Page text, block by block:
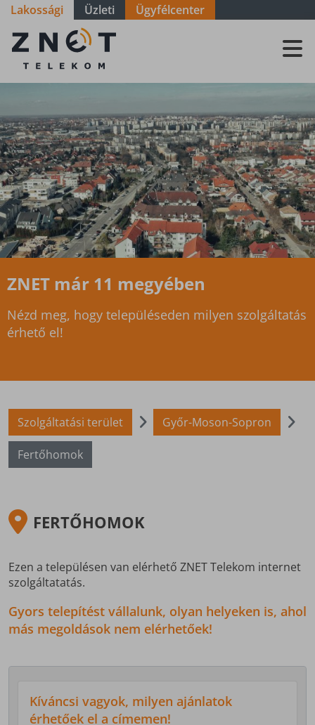
Lakossági Üzleti Ügyfélcenter
Szolgáltatási
terület -
Győr-Moson-
Fertőhomok
ZNET már 11 megyében
Nézd meg, hogy településeden milyen szolgáltatás
érhető el!
Szolgáltatási terület Győr-Moson-Sopron
Fertőhomok
FERTŐHOMOK
Ezen a településen van elérhető ZNET Telekom internet
szolgáltatatás.
Gyors telepítést vállalunk, olyan helyeken is, ahol
más megoldások nem elérhetőek!
Kíváncsi vagyok, milyen ajánlatok
érhetőek el a címemen!